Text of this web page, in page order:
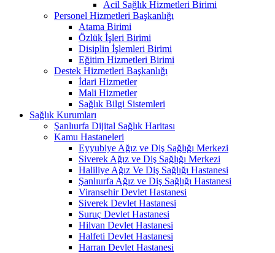
Acil Sağlık Hizmetleri Birimi
Personel Hizmetleri Başkanlığı
Atama Birimi
Özlük İşleri Birimi
Disiplin İşlemleri Birimi
Eğitim Hizmetleri Birimi
Destek Hizmetleri Başkanlığı
İdari Hizmetler
Mali Hizmetler
Sağlık Bilgi Sistemleri
Sağlık Kurumları
Şanlıurfa Dijital Sağlık Haritası
Kamu Hastaneleri
Eyyubiye Ağız ve Diş Sağlığı Merkezi
Siverek Ağız ve Diş Sağlığı Merkezi
Haliliye Ağız Ve Diş Sağlığı Hastanesi
Şanlıurfa Ağız ve Diş Sağlığı Hastanesi
Viransehir Devlet Hastanesi
Siverek Devlet Hastanesi
Suruç Devlet Hastanesi
Hilvan Devlet Hastanesi
Halfeti Devlet Hastanesi
Harran Devlet Hastanesi